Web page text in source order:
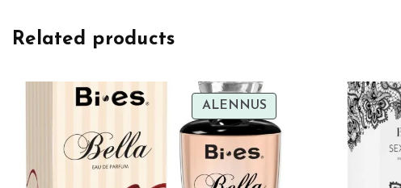
Related products
ALENNUSTUOTE
ALENNUKSESSA